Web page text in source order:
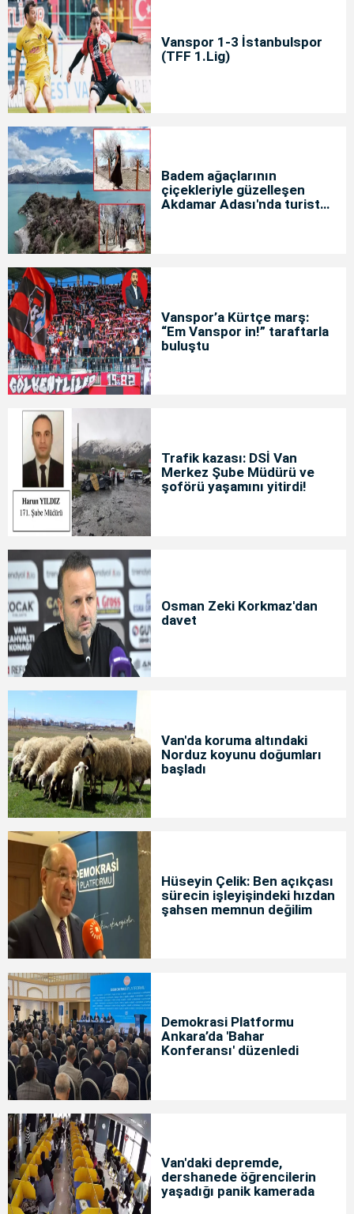
Vanspor 1-3 İstanbulspor
(TFF 1.Lig)
Badem ağaçlarının
çiçekleriyle güzelleşen
Akdamar Adası'nda turist
Vanspor’a Kürtçe marş:
“Em Vanspor in!” taraftarla
buluştu
Trafik kazası: DSİ Van
Merkez Şube Müdürü ve
şoförü yaşamını yitirdi!
Osman Zeki Korkmaz'dan
davet
Van'da koruma altındaki
Norduz koyunu doğumları
başladı
Hüseyin Çelik: Ben açıkçası
sürecin işleyişindeki hızdan
şahsen memnun değilim
Demokrasi Platformu
Ankara’da 'Bahar
Konferansı' düzenledi
Van'daki depremde,
dershanede öğrencilerin
yaşadığı panik kamerada